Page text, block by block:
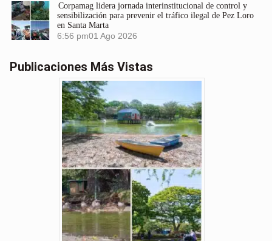
Corpamag lidera jornada interinstitucional de control y
sensibilización para prevenir el tráfico ilegal de Pez Loro
en Santa Marta
6:56 pm01 Ago 2026
Publicaciones Más Vistas